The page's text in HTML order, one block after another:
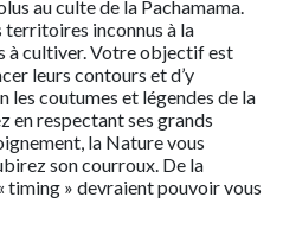
au culte de la Pachamama.
inconnus à la
à cultiver. Votre objectif est
leurs contours et d’y
les coutumes et légendes de la
en respectant ses grands
la Nature vous
son courroux. De la
timing » devraient pouvoir vous